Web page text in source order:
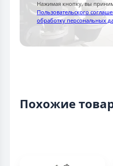
Нажимая кнопку, вы
Пользовательского
обработку персональных
Похожие